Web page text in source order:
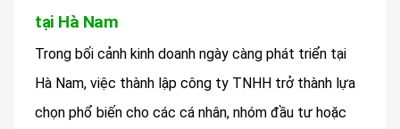
tại Hà Nam
Trong bối cảnh kinh doanh ngày càng phát triển tại
Hà Nam, việc thành lập công ty TNHH trở thành lựa
chọn phổ biến cho các cá nhân, nhóm đầu tư hoặc